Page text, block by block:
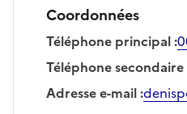
Coordonnées
Téléphone principal:
Téléphone secondaire
Adresse e-mail: